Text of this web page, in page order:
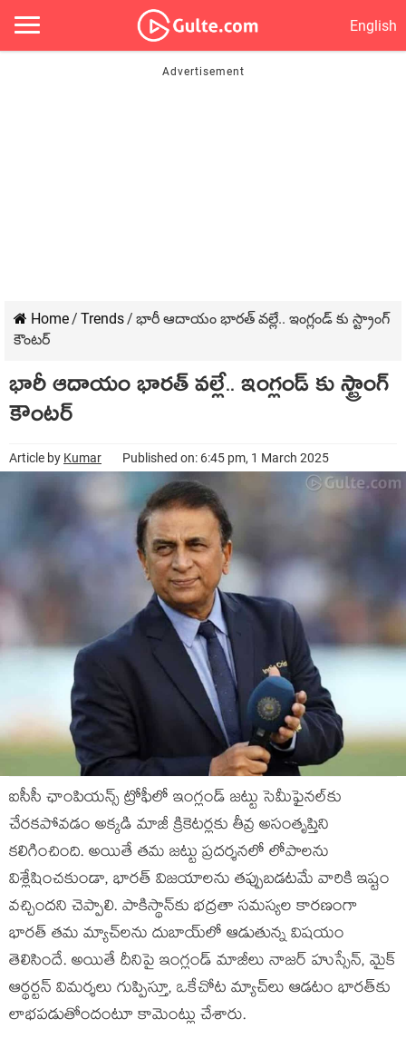
English
Home/ Trends/ భారీ ఆదాయం భారత్ వల్లే.. ఇంగ్లండ్ కు స్ట్రాంగ్
కౌంటర్
భారీ ఆదాయం భారత్ వల్లే.. ఇంగ్లండ్ కు స్ట్రాంగ్
కౌంటర్
Article by Kumar Published on: 6:45 pm, 1 March 2025
ఐసీసీ ఛాంపియన్స్ ట్రోఫీలో ఇంగ్లండ్ జట్టు సెమీఫైనల్‌కు
చేరకపోవడం అక్కడి మాజీ క్రికెటర్లకు తీవ్ర అసంతృప్తిని
కలిగించింది. అయితే తమ జట్టు ప్రదర్శనలో లోపాలను
విశ్లేషించకుండా, భారత్ విజయాలను తప్పుబడటమే వారికి ఇష్టం
వచ్చిందని చెప్పాలి. పాకిస్థాన్‌కు భద్రతా సమస్యల కారణంగా
భారత్ తమ మ్యాచ్‌లను దుబాయ్‌లో ఆడుతున్న విషయం
తెలిసిందే. అయితే దీనిపై ఇంగ్లండ్ మాజీలు నాజర్ హుస్సేన్, మైక్
ఆర్థర్టన్ విమర్శలు గుప్పిస్తూ, ఒకేచోట మ్యాచ్‌లు ఆడటం భారత్‌కు
లాభపడుతోందంటూ కామెంట్లు చేశారు.